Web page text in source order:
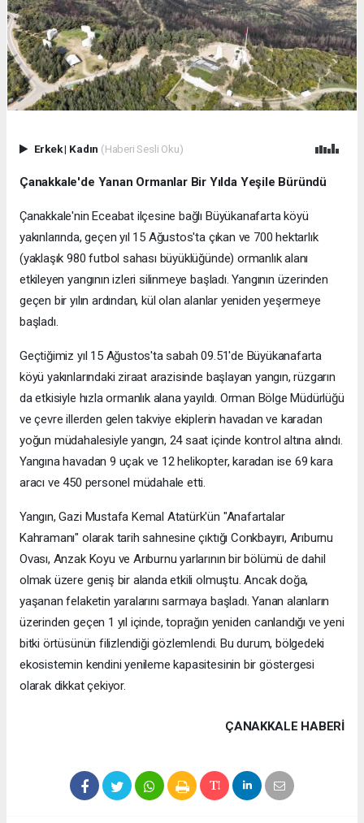
Erkek| Kadın (Haberi Sesli Oku)
Çanakkale'de Yanan Ormanlar Bir Yılda Yeşile Büründü
Çanakkale'nin Eceabat ilçesine bağlı Büyükanafarta köyü
yakınlarında, geçen yıl 15 Ağustos'ta çıkan ve 700 hektarlık
(yaklaşık 980 futbol sahası büyüklüğünde) ormanlık alanı
etkileyen yangının izleri silinmeye başladı. Yangının üzerinden
geçen bir yılın ardından, kül olan alanlar yeniden yeşermeye
başladı.
Geçtiğimiz yıl 15 Ağustos'ta sabah 09.51'de Büyükanafarta
köyü yakınlarındaki ziraat arazisinde başlayan yangın, rüzgarın
da etkisiyle hızla ormanlık alana yayıldı. Orman Bölge Müdürlüğü
ve çevre illerden gelen takviye ekiplerin havadan ve karadan
yoğun müdahalesiyle yangın, 24 saat içinde kontrol altına alındı.
Yangına havadan 9 uçak ve 12 helikopter, karadan ise 69 kara
aracı ve 450 personel müdahale etti.
Yangın, Gazi Mustafa Kemal Atatürk'ün "Anafartalar
Kahramanı" olarak tarih sahnesine çıktığı Conkbayırı, Arıburnu
Ovası, Anzak Koyu ve Arıburnu yarlarının bir bölümü de dahil
olmak üzere geniş bir alanda etkili olmuştu. Ancak doğa,
yaşanan felaketin yaralarını sarmaya başladı. Yanan alanların
üzerinden geçen 1 yıl içinde, toprağın yeniden canlandığı ve yeni
bitki örtüsünün filizlendiği gözlemlendi. Bu durum, bölgedeki
ekosistemin kendini yenileme kapasitesinin bir göstergesi
olarak dikkat çekiyor.
ÇANAKKALE HABERİ